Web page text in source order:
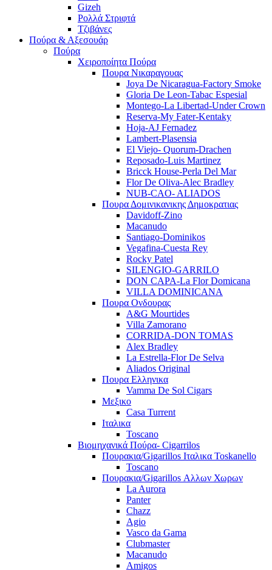
Gizeh
Ρολλά Στριφτά
Τζιβάνες
Πούρα & Αξεσουάρ
Πούρα
Χειροποίητα Πούρα
Πουρα Νικαραγουας
Joya De Nicaragua-Factory Smoke
Gloria De Leon-Tabac Espesial
Montego-La Libertad-Under Crown
Reserva-My Fater-Kentaky
Hoja-AJ Fernadez
Lambert-Plasensia
El Viejo- Quorum-Drachen
Reposado-Luis Martinez
Bricck House-Perla Del Mar
Flor De Oliva-Alec Bradley
NUB-CAO- ALIADOS
Πουρα Δομινικανικης Δημοκρατιας
Davidoff-Zino
Macanudo
Santiago-Dominikos
Vegafina-Cuesta Rey
Rocky Patel
SILENGIO-GARRILO
DON CAPA-La Flor Domicana
VILLA DOMINICANA
Πουρα Ονδουρας
A&G Mourtides
Villa Zamorano
CORRIDA-DON TOMAS
Alex Bradley
La Estrella-Flor De Selva
Aliados Original
Πουρα Ελληνικα
Vamma De Sol Cigars
Μεξικο
Casa Turrent
Ιταλικα
Toscano
Βιομηχανικά Πούρα- Cigarrilos
Πουρακια/Gigarillos Ιταλικα Toskanello
Toscano
Πουρακια/Gigarillos Αλλων Χωρων
La Aurora
Panter
Chazz
Agio
Vasco da Gama
Clubmaster
Macanudo
Amigos